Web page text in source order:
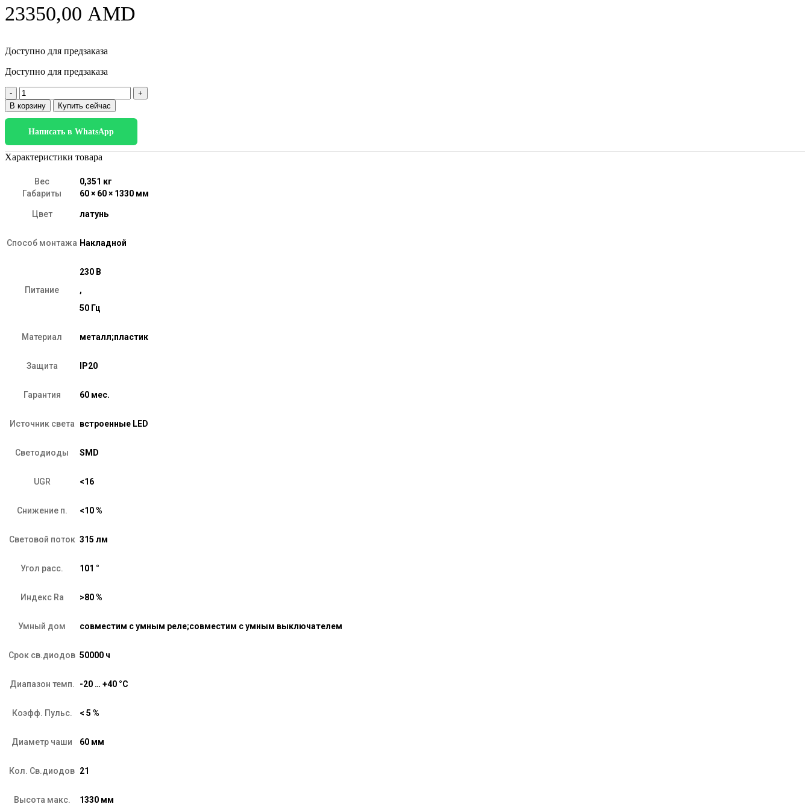
23350,00 AMD
Доступно для предзаказа
Доступно для предзаказа
Количество
товара
50313
7W
3000K
латунь
В корзину Купить сейчас
Написать в WhatsApp
Характеристики товара
Вес
0,351 кг
Габариты
60 × 60 × 1330 мм
Цвет латунь
Способ монтажа Накладной
Питание
230 В
,
50 Гц
Материал металл;пластик
Защита IP20
Гарантия 60 мес.
Источник света встроенные LED
Светодиоды SMD
UGR <16
Снижение п. <10 %
Световой поток 315 лм
Угол расс. 101 °
Индекс Ra >80 %
Умный дом совместим с умным реле;совместим с умным выключателем
Срок св.диодов 50000 ч
Диапазон темп. -20 … +40 °C
Коэфф. Пульс. < 5 %
Диаметр чаши 60 мм
Кол. Св.диодов 21
Высота макс. 1330 мм